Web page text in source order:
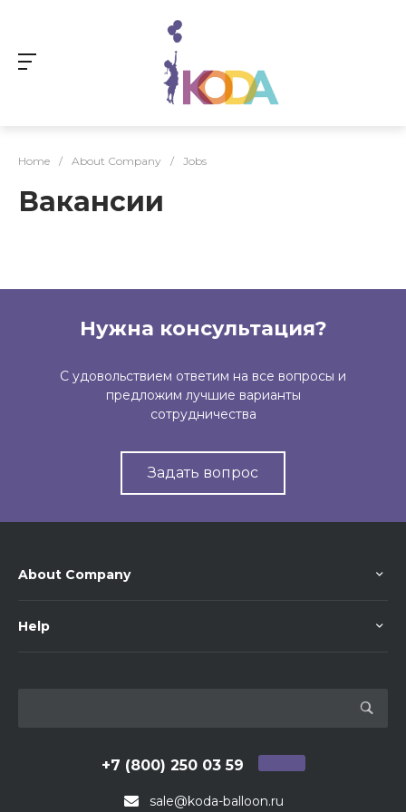
Home / About Company / Jobs
Вакансии
Нужна консультация?
С удовольствием ответим на все вопросы и
предложим лучшие варианты
сотрудничества
Задать вопрос
About Company
Help
sale@koda-balloon.ru
+7 (800) 250 03 59